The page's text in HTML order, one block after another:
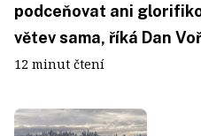
podceňovat ani
větev sama, říká Dan
12 minut čtení